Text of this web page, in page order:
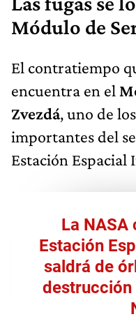
Módulo de
El contratiempo
encuentra en el
Zvezdá, uno de
importantes del
Estación Espacial
La NASA
Estación
saldrá de
destrucción